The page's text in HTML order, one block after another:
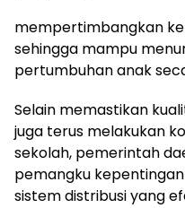
mempertimbangkan
sehingga mampu
pertumbuhan anak
Selain memastikan
juga terus melakukan
sekolah, pemerintah
pemangku
sistem distribusi yang